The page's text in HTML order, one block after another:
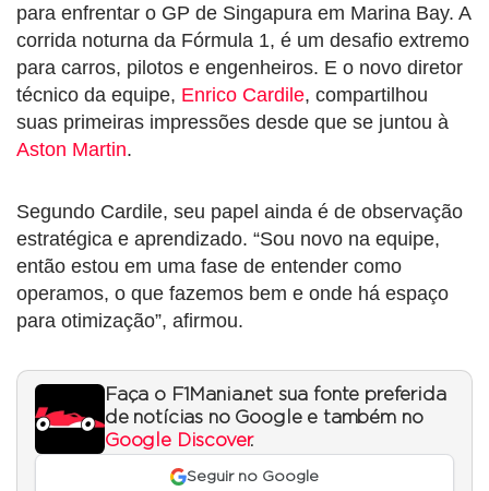
para enfrentar o GP de Singapura em Marina Bay. A
corrida noturna da Fórmula 1, é um desafio extremo
para carros, pilotos e engenheiros. E o novo diretor
técnico da equipe, Enrico Cardile, compartilhou
suas primeiras impressões desde que se juntou à
Aston Martin.
Segundo Cardile, seu papel ainda é de observação
estratégica e aprendizado. “Sou novo na equipe,
então estou em uma fase de entender como
operamos, o que fazemos bem e onde há espaço
para otimização”, afirmou.
Faça o F1Mania.net sua fonte preferida
de notícias no Google e também no
Google Discover.
Seguir no Google